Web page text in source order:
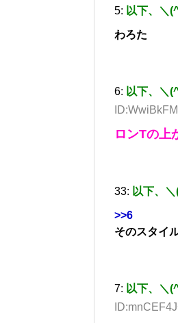
5: 以下、＼
わろた
6: 以下、＼
ロンTの上
33: 以下、
>>6
そのスタイ
7: 以下、＼